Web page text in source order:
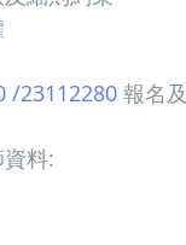
/23112280 報名
料: